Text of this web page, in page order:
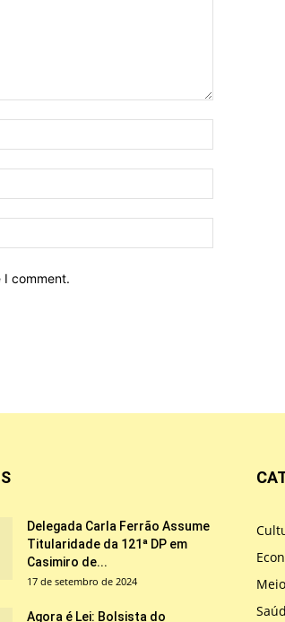
I comment.
Delegada Carla Ferrão Assume
Titularidade da 121ª DP em
Casimiro de...
17 de setembro de 2024
Agora é Lei: Bolsista do